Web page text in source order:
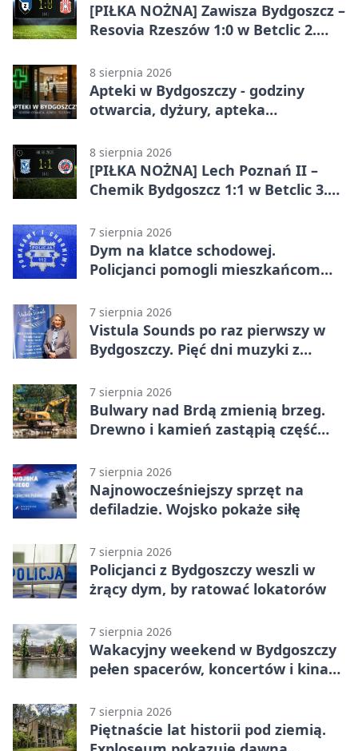
[PIŁKA NOŻNA] Zawisza Bydgoszcz –
Resovia Rzeszów 1:0 w Betclic 2.
8 sierpnia 2026
Apteki w Bydgoszczy - godziny
otwarcia, dyżury, apteka
8 sierpnia 2026
[PIŁKA NOŻNA] Lech Poznań II –
Chemik Bydgoszcz 1:1 w Betclic 3.
Bydgoszczanie wywieźli punkt z
Wronek
7 sierpnia 2026
Dym na klatce schodowej.
Policjanci pomogli mieszkańcom
7 sierpnia 2026
Vistula Sounds po raz pierwszy w
Bydgoszczy. Pięć dni muzyki z
7 sierpnia 2026
Bulwary nad Brdą zmienią brzeg.
Drewno i kamień zastąpią część
7 sierpnia 2026
Najnowocześniejszy sprzęt na
defiladzie. Wojsko pokaże siłę
7 sierpnia 2026
Policjanci z Bydgoszczy weszli w
żrący dym, by ratować lokatorów
7 sierpnia 2026
Wakacyjny weekend w Bydgoszczy
pełen spacerów, koncertów i kina
7 sierpnia 2026
Piętnaście lat historii pod ziemią.